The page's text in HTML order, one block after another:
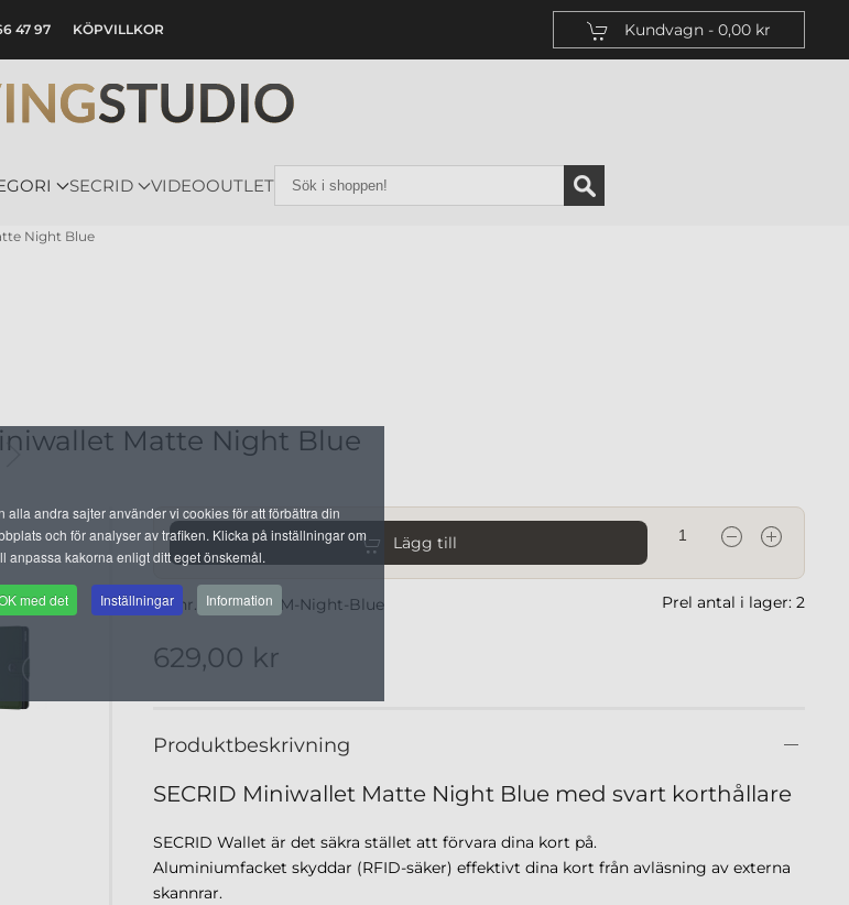
47 97 KÖPVILLKOR Kundvagn - 0,00 kr
SECRID VIDEOOUTLET
Night Blue
Matte Night Blue
Lägg till
Prel antal i lager: 2
Artnr. 016-729-MM-Night-Blue
629,00 kr
Produktbeskrivning
SECRID Miniwallet Matte Night Blue med svart korthållare
SECRID Wallet är det säkra stället att förvara dina kort på.
Aluminiumfacket skyddar (RFID-säker) effektivt dina kort från avläsning av externa
skannrar.
alla andra sajter använder vi cookies för att förbättra din
och för analyser av trafiken. Klicka på inställningar om
anpassa kakorna enligt ditt eget önskemål.
med det Inställningar Information